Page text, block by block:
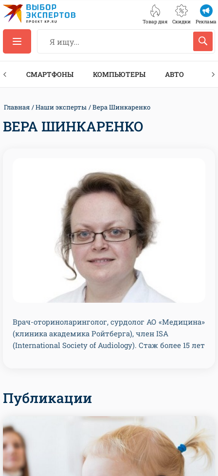
Товар дня Скидки Реклама
СМАРТФОНЫ КОМПЬЮТЕРЫ АВТО
Главная Наши эксперты Вера Шинкаренко
ВЕРА ШИНКАРЕНКО
Врач-оториноларинголог, сурдолог АО «Медицина»
(клиника академика Ройтберга), член ISA
(International Society of Audiology). Стаж более 15 лет
Публикации